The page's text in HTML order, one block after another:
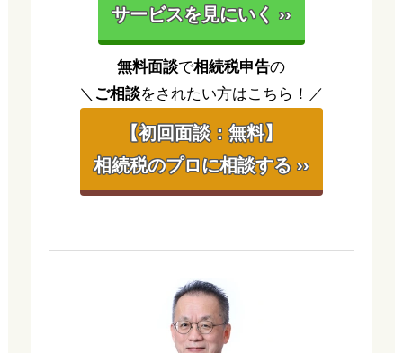
サービスを見にいく ››
無料面談で相続税申告の
＼ ご相談をされたい方はこちら！／
【初回面談：無料】
相続税のプロに相談する ››